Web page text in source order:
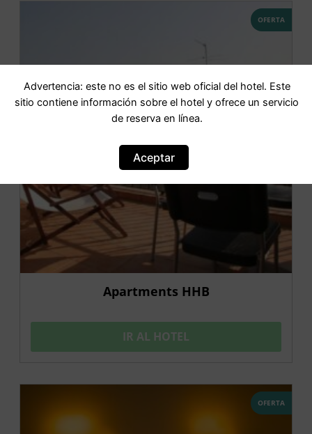
OFERTA
Apartments HHB
IR AL HOTEL
OFERTA
Advertencia: este no es el sitio web oficial del hotel. Este
sitio contiene información sobre el hotel y ofrece un servicio
de reserva en línea.
Aceptar